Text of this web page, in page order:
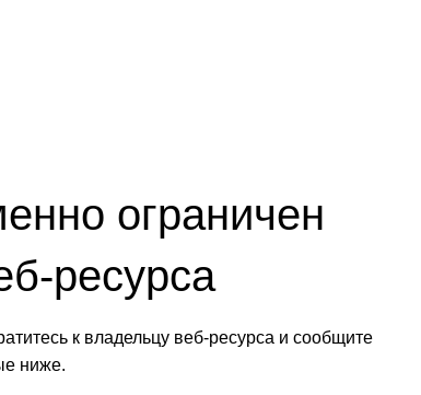
ограничен
ресурса
к владельцу веб-ресурса и сообщите
ниже.